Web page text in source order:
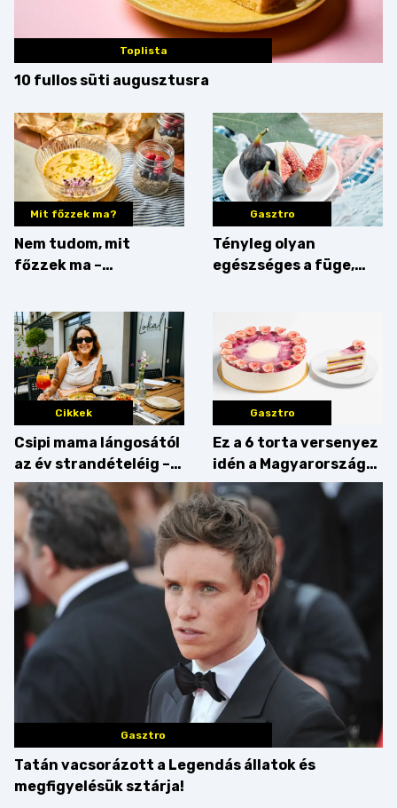
Toplista
10 fullos süti augusztusra
Mit főzzek ma?
Nem tudom, mit
főzzek ma –
Gasztro
Tényleg olyan
egészséges a füge,
Cikkek
Csipi mama lángosától
az év strandételéig –
idén is felzabáltuk a
Balaton déli partját
Gasztro
Ez a 6 torta versenyez
idén a Magyarország
tortája címért
Gasztro
Tatán vacsorázott a Legendás állatok és
megfigyelésük sztárja!